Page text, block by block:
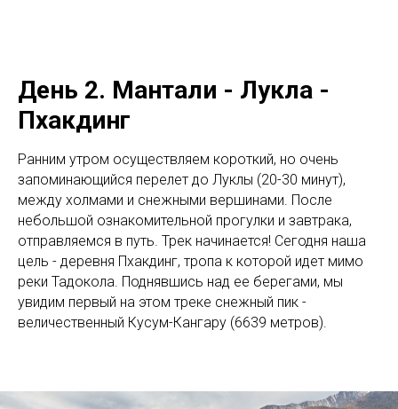
День 2. Мантали - Лукла -
Пхакдинг
Ранним утром осуществляем короткий, но очень
запоминающийся перелет до Луклы (20-30 минут),
между холмами и снежными вершинами. После
небольшой ознакомительной прогулки и завтрака,
отправляемся в путь. Трек начинается! Сегодня наша
цель - деревня Пхакдинг, тропа к которой идет мимо
реки Тадокола. Поднявшись над ее берегами, мы
увидим первый на этом треке снежный пик -
величественный Кусум-Кангару (6639 метров).